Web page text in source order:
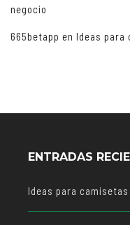
negocio
665betapp en Ideas para
ENTRADAS
Ideas para